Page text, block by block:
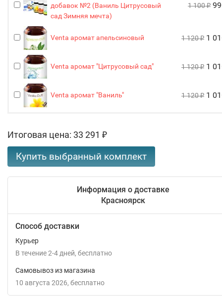
добавок №2 (Ваниль Цитрусовый
сад Зимняя мечта)
1 100₽
Venta аромат апельсиновый 1 120₽ 1
Venta аромат "Цитрусовый сад" 1 120₽ 1
Venta аромат "Ваниль" 1 120₽ 1
Итоговая цена: 33 291 ₽
Информация о доставке
Красноярск
Способ доставки
Курьер
В течение2-4 дней Бесплатно
Самовывоз из магазина
10 августа 2026
Бесплатно